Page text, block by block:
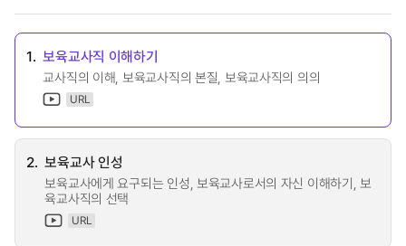
1. 보육교사직 이해하기
교사직의 이해, 보육교사직의 본질, 보육교사직의 의의
URL
2. 보육교사 인성
보육교사에게 요구되는 인성, 보육교사로서의 자신 이해하기, 보
육교사직의 선택
URL